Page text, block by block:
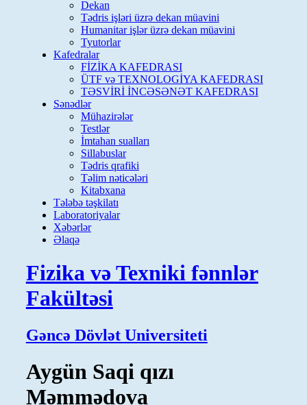
Dekan
Tədris işləri üzrə dekan müavini
Humanitar işlər üzrə dekan müavini
Tyutorlar
Kafedralar
FİZİKA KAFEDRASI
ÜTF və TEXNOLOGİYA KAFEDRASI
TƏSVİRİ İNCƏSƏNƏT KAFEDRASI
Sənədlər
Mühazirələr
Testlər
İmtahan sualları
Sillabuslar
Tədris qrafiki
Təlim nəticələri
Kitabxana
Tələbə təşkilatı
Laboratoriyalar
Xəbərlər
Əlaqə
Fizika və Texniki fənnlər
Fakültəsi
Gəncə Dövlət Universiteti
Aygün Saqi qızı
Məmmədova